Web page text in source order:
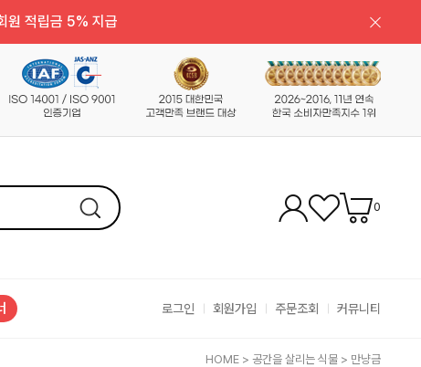
원 적립금 5% 지급
0
로그인 회원가입 주문조회 커뮤니티
HOME > 공간을 살리는 식물 > 만냥금